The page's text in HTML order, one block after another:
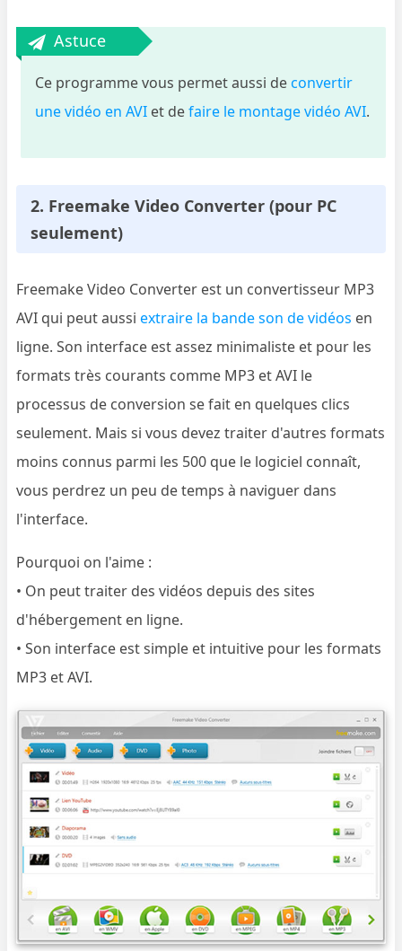
Astuce
Ce programme vous permet aussi deconvertir
une vidéo en AVI et defaire le montage vidéo AVI.
2. Freemake Video Converter (pour PC
seulement)
Freemake Video Converter est un convertisseur MP3
AVI qui peut aussiextraire la bande son de vidéos en
ligne. Son interface est assez minimaliste et pour les
formats très courants comme MP3 et AVI le
processus de conversion se fait en quelques clics
seulement. Mais si vous devez traiter d'autres formats
moins connus parmi les 500 que le logiciel connaît,
vous perdrez un peu de temps à naviguer dans
l'interface.
Pourquoi on l'aime :
• On peut traiter des vidéos depuis des sites
d'hébergement en ligne.
• Son interface est simple et intuitive pour les formats
MP3 et AVI.